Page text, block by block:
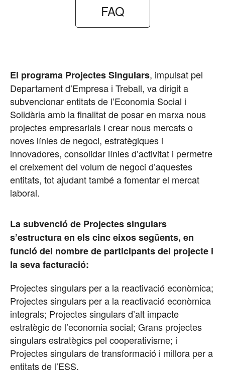
FAQ
El programa Projectes Singulars, impulsat pel
Departament d’Empresa i Treball, va dirigit a
subvencionar entitats de l’Economia Social i
Solidària amb la finalitat de posar en marxa nous
projectes empresarials i crear nous mercats o
noves línies de negoci, estratègiques i
innovadores, consolidar línies d’activitat i permetre
el creixement del volum de negoci d’aquestes
entitats, tot ajudant també a fomentar el mercat
laboral.
La subvenció de Projectes singulars
s’estructura en els cinc eixos següents, en
funció del nombre de participants del projecte i
la seva facturació:
Projectes singulars per a la reactivació econòmica;
Projectes singulars per a la reactivació econòmica
integrals; Projectes singulars d’alt impacte
estratègic de l’economia social; Grans projectes
singulars estratègics pel cooperativisme; i
Projectes singulars de transformació i millora per a
entitats de l’ESS.